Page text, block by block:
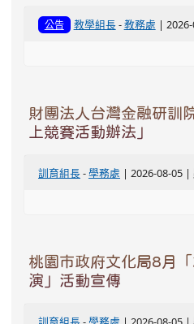
公告 教學組長-教務處 |
財團法人台灣金融研訓
上競賽活動辦法」
訓育組長-學務處 | 2026-08-05 |
桃園市政府文化局8月
演」活動宣傳